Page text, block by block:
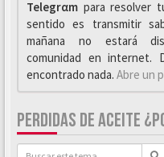
Telegrαm para resolver
sentido es transmitir
mañana no estará
comunidad en internet.
encontrado nada. Abre un
PERDIDAS DE ACEITE